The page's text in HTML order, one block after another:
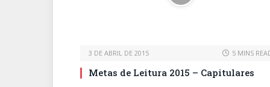
3 DE ABRIL DE 2015 5 MINS
Metas de Leitura 2015 – Capitulares